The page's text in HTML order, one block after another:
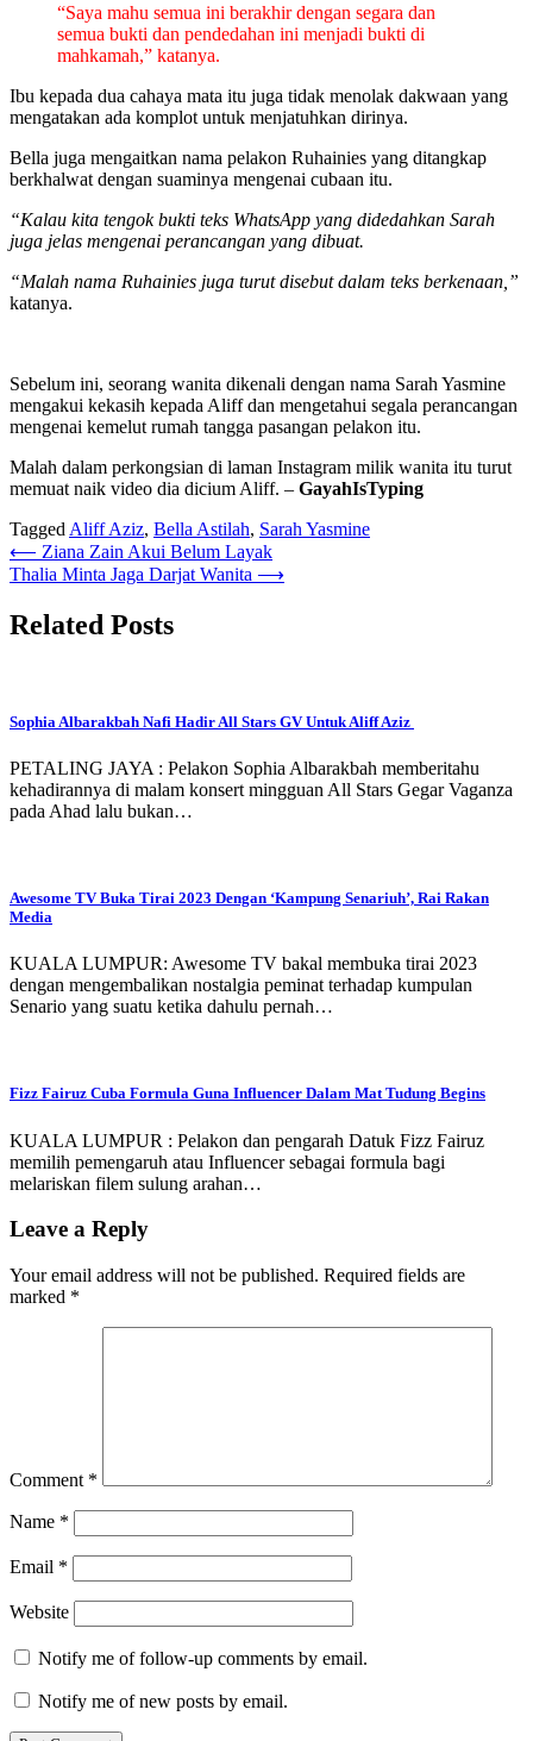
“Saya mahu semua ini berakhir dengan segara dan
semua bukti dan pendedahan ini menjadi bukti di
mahkamah,” katanya.
Ibu kepada dua cahaya mata itu juga tidak menolak dakwaan yang
mengatakan ada komplot untuk menjatuhkan dirinya.
Bella juga mengaitkan nama pelakon Ruhainies yang ditangkap
berkhalwat dengan suaminya mengenai cubaan itu.
“Kalau kita tengok bukti teks WhatsApp yang didedahkan Sarah
juga jelas mengenai perancangan yang dibuat.
“Malah nama Ruhainies juga turut disebut dalam teks berkenaan,”
katanya.
Sebelum ini, seorang wanita dikenali dengan nama Sarah Yasmine
mengakui kekasih kepada Aliff dan mengetahui segala perancangan
mengenai kemelut rumah tangga pasangan pelakon itu.
Malah dalam perkongsian di laman Instagram milik wanita itu turut
memuat naik video dia dicium Aliff. – GayahIsTyping
Tagged Aliff Aziz, Bella Astilah, Sarah Yasmine
Post
navigation
⟵ Ziana Zain Akui Belum Layak
Thalia Minta Jaga Darjat Wanita ⟶
Related Posts
Sophia Albarakbah Nafi Hadir All Stars GV Untuk Aliff Aziz
PETALING JAYA : Pelakon Sophia Albarakbah memberitahu
kehadirannya di malam konsert mingguan All Stars Gegar Vaganza
pada Ahad lalu bukan…
Awesome TV Buka Tirai 2023 Dengan ‘Kampung Senariuh’, Rai Rakan
Media
KUALA LUMPUR: Awesome TV bakal membuka tirai 2023
dengan mengembalikan nostalgia peminat terhadap kumpulan
Senario yang suatu ketika dahulu pernah…
Fizz Fairuz Cuba Formula Guna Influencer Dalam Mat Tudung Begins
KUALA LUMPUR : Pelakon dan pengarah Datuk Fizz Fairuz
memilih pemengaruh atau Influencer sebagai formula bagi
melariskan filem sulung arahan…
Leave a Reply
Your email address will not be published. Required fields are
marked *
Comment *
Name *
Email *
Website
Notify me of follow-up comments by email.
Notify me of new posts by email.